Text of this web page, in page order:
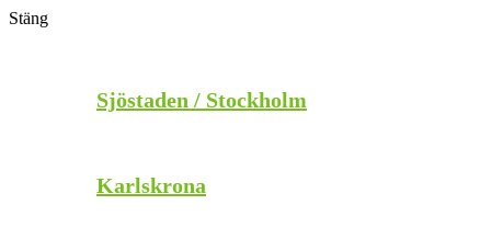
Stäng
Sjöstaden / Stockholm
Karlskrona